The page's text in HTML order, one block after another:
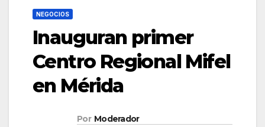
NEGOCIOS
Inauguran primer
Centro Regional Mifel
en Mérida
Por Moderador